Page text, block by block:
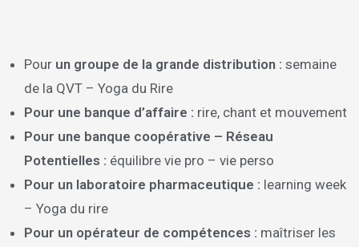
Pour un groupe de la grande distribution : semaine
de la QVT – Yoga du Rire
Pour une banque d’affaire : rire, chant et mouvement
Pour une banque coopérative – Réseau
Potentielles : équilibre vie pro – vie perso
Pour un laboratoire pharmaceutique : learning week
– Yoga du rire
Pour un opérateur de compétences : maîtriser les